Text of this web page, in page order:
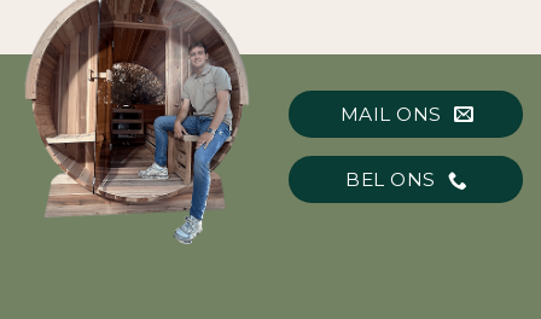
MAIL ONS
BEL ONS